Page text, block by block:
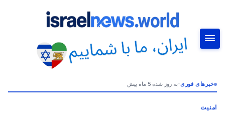
خبرهای فوری•به روز شده 5 ماه پیش
امنیت